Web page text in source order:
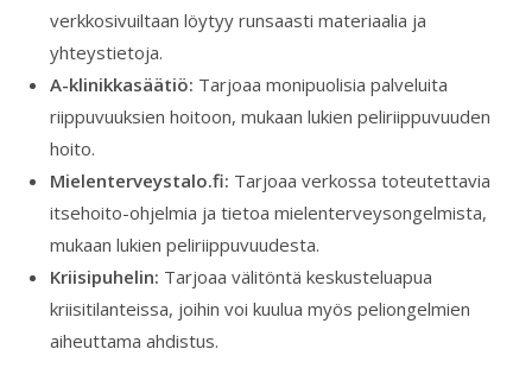
verkkosivuiltaan löytyy runsaasti materiaalia ja
yhteystietoja.
A-klinikkasäätiö: Tarjoaa monipuolisia palveluita
riippuvuuksien hoitoon, mukaan lukien peliriippuvuuden
hoito.
Mielenterveystalo.fi: Tarjoaa verkossa toteutettavia
itsehoito-ohjelmia ja tietoa mielenterveysongelmista,
mukaan lukien peliriippuvuudesta.
Kriisipuhelin: Tarjoaa välitöntä keskusteluapua
kriisitilanteissa, joihin voi kuulua myös peliongelmien
aiheuttama ahdistus.